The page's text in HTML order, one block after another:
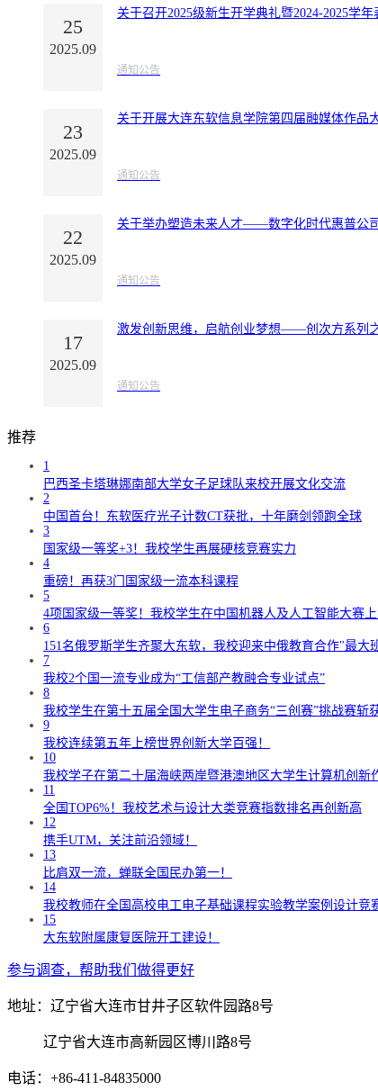
25
2025.09
关于召开2025级新生开学典礼暨2024-2025学
通知公告
23
2025.09
关于开展大连东软信息学院第四届融媒体作品
通知公告
22
2025.09
关于举办塑造未来人才——数字化时代惠普公
通知公告
17
2025.09
激发创新思维，启航创业梦想——创次方系列
通知公告
推荐
1
巴西圣卡塔琳娜南部大学女子足球队来校开展文化交流
2
中国首台！东软医疗光子计数CT获批，十年磨剑领跑全球
3
国家级一等奖+3！我校学生再展硬核竞赛实力
4
重磅！再获3门国家级一流本科课程
5
4项国家级一等奖！我校学生在中国机器人及人工智能大赛
6
151名俄罗斯学生齐聚大东软，我校迎来中俄教育合作"最大
7
我校2个国一流专业成为“工信部产教融合专业试点”
8
我校学生在第十五届全国大学生电子商务“三创赛”挑战赛斩
9
我校连续第五年上榜世界创新大学百强！
10
我校学子在第二十届海峡两岸暨港澳地区大学生计算机创新
11
全国TOP6%！我校艺术与设计大类竞赛指数排名再创新高
12
携手UTM，关注前沿领域！
13
比肩双一流，蝉联全国民办第一！
14
我校教师在全国高校电工电子基础课程实验教学案例设计竞
15
大东软附属康复医院开工建设！
参与调查，帮助我们做得更好
地址：辽宁省大连市甘井子区软件园路8号
辽宁省大连市高新园区博川路8号
电话：+86-411-84835000